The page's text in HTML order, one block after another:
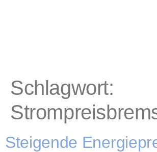
Schlagwort:
Steigende